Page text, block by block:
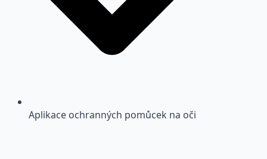
Aplikace ochranných pomůcek na oči